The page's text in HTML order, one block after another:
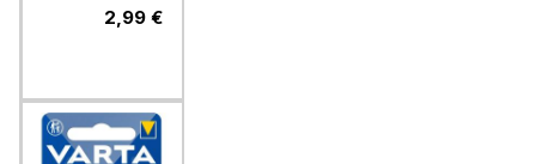
CR2025 1/1
2,99 €